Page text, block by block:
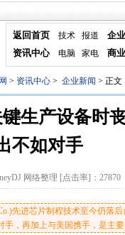
返回首页 技术 报道
企
资讯中心
电脑 家电 商
> 资讯中心 > 企业新闻 > 正文
生产设备时
不如对手
网络整理 [点击率]： 27870
先进芯片制程技术至今仍落
手，再加上与美国携手，是